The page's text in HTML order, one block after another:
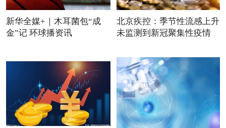
新华全媒+｜木耳菌包“成
金”记 环球播资讯
北京疾控：季节性流感上升
未监测到新冠聚集性疫情